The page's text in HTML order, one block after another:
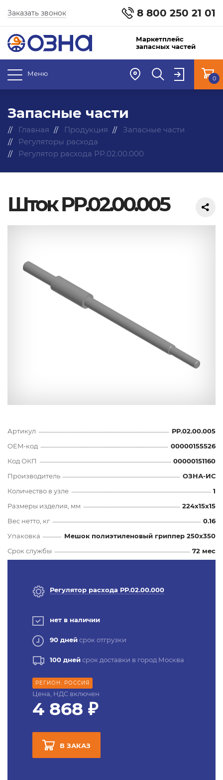
8 800 250 21 01
Заказать звонок
Маркетплейс
запасных частей
Меню
0
Запасные части
Главная Продукция
Запасные части
Регуляторы расхода
Регулятор расхода РР.02.00.000
Шток РР.02.00.005
Артикул
РР.02.00.005
OEM-код
00000155526
Код ОКП
00000151160
Производитель
ОЗНА-ИС
Количество в узле
1
Размеры изделия, мм
224x15x15
Вес нетто, кг
0.16
Упаковка
Мешок полиэтиленовый гриппер 250х350
Срок службы
72 мес
Регулятор расхода РР.02.00.000
нет в наличии
90 днейсрок отгрузки
100 днейсрок доставки в город Москва
РЕГИОН: РОССИЯ
Цена, НДС включен
4 868 ₽
В ЗАКАЗ